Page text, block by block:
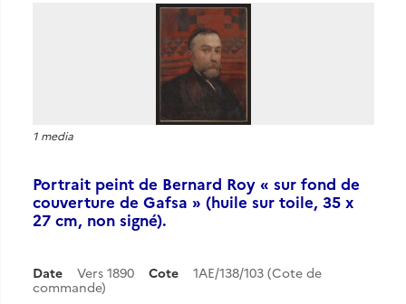
1 media
Portrait peint de Bernard Roy « sur fond de
couverture de Gafsa » (huile sur toile, 35 x
27 cm, non signé).
Date Vers 1890 Cote
1AE/138/103 (Cote de
commande)